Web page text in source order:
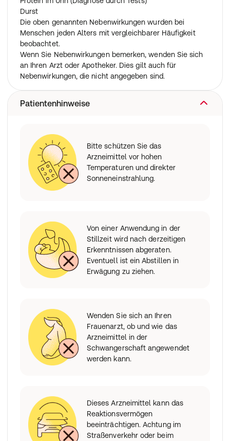
Durst
Die oben genannten Nebenwirkungen wurden bei
Menschen jeden Alters mit vergleichbarer Häufigkeit
beobachtet.
Wenn Sie Nebenwirkungen bemerken, wenden Sie sich
an Ihren Arzt oder Apotheker. Dies gilt auch für
Nebenwirkungen, die nicht angegeben sind.
Patientenhinweise
Bitte schützen Sie das
Arzneimittel vor hohen
Temperaturen und direkter
Sonneneinstrahlung.
Von einer Anwendung in der
Stillzeit wird nach derzeitigen
Erkenntnissen abgeraten.
Eventuell ist ein Abstillen in
Erwägung zu ziehen.
Wenden Sie sich an Ihren
Frauenarzt, ob und wie das
Arzneimittel in der
Schwangerschaft angewendet
werden kann.
Dieses Arzneimittel kann das
Reaktionsvermögen
beeinträchtigen. Achtung im
Straßenverkehr oder beim